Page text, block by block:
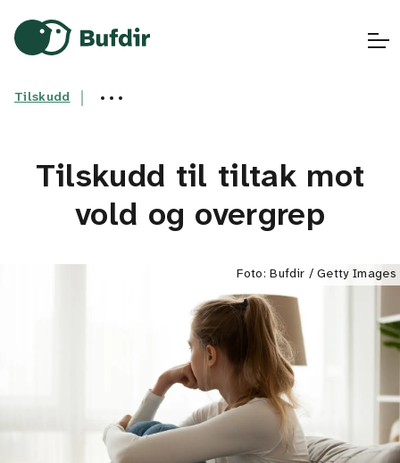
Gå til fremsiden
Tilskudd
Tilskudd til tiltak mot
vold og overgrep
Foto: Bufdir / Getty Images